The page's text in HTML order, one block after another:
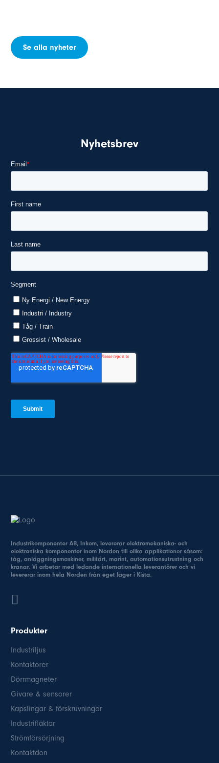
Se alla nyheter
Nyhetsbrev
Industrikomponenter AB, Inkom, levererar elektromekaniska- och
elektroniska komponenter inom Norden till olika applikationer såsom:
tåg, anläggningsmaskiner, militärt, marint, automationsutrustning och
kranar. Vi arbetar med ledande internationella leverantörer och vi
levererar inom hela Norden från eget lager i Kista.
Produkter
Industriljus
Kontaktorer
Dörrmagneter
Givare & sensorer
Kapslingar & förskruvningar
Industrifläktar
Strömförsörjning
Kontaktdon